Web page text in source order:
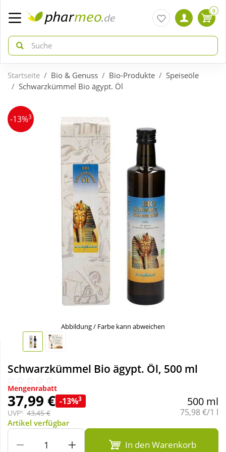
zurück
ÜBERSICHT AKTIONEN
Aktuelle Coupons
Täglich gut versorgt
zurück
ÜBERSICHT KATEGORIEN
Körperpflege & Kosmetik
Nahrungsergänzung
Sanitätshaus
Sport & Fitness
Tierbedarf
0
Startseite Bio & Genuss Bio-Produkte
Speiseöle
Schwarzkümmel Bio ägypt. Öl
-13%3
Abbildung / Farbe kann abweichen
Schwarzkümmel Bio ägypt. Öl, 500 ml
Mengenrabatt
37,99 € -13%3
UVP¹ 43,45 €
500 ml
Grundpreis:
75,98 €/1 l
Artikel verfügbar
In den Warenkorb